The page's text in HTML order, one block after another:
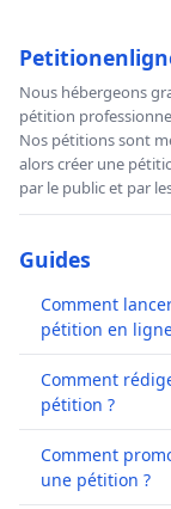
Nous hébergeons
pétition
Nos pétitions sont
alors créer une
par le public et par
Guides
Comment
pétition en
Comment
pétition ?
Comment
une pétition ?